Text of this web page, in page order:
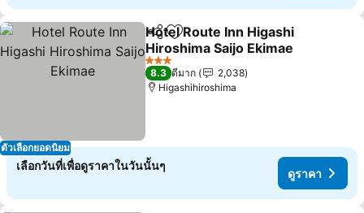
ตัวเลือกยอดนิยม
แชร์ เพิ่มในรายการโปรด
Hotel Route Inn Higashi
Hiroshima Saijo Ekimae
ดูราคา
3 ดาว
8.3 ดีมาก
2,038
Higashihiroshima
เลือกวันที่เพื่อดูราคาในวันนั้นๆ
ดูราคา